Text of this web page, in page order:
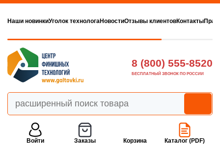
Наши новинкиУголок технологаНовостиОтзывы клиентовКонтакты
8 (800) 555-8520
БЕСПЛАТНЫЙ ЗВОНОК ПО РОССИИ
Войти Заказы Корзина Каталог (PDF)